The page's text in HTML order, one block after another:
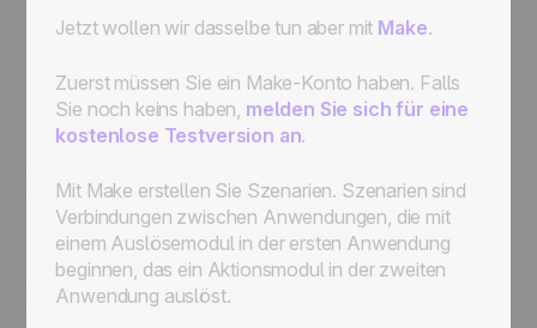
Jetzt wollen wir dasselbe tun aber mit Make.
Zuerst müssen Sie ein Make-Konto haben. Falls
Sie noch keins haben, melden Sie sich für eine
kostenlose Testversion an.
Mit Make erstellen Sie Szenarien. Szenarien sind
Verbindungen zwischen Anwendungen, die mit
einem Auslösemodul in der ersten Anwendung
beginnen, das ein Aktionsmodul in der zweiten
Anwendung auslöst.